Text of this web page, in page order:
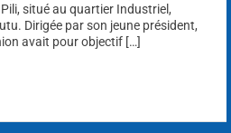
situé au quartier Industriel,
Dirigée par son jeune président,
avait pour objectif […]